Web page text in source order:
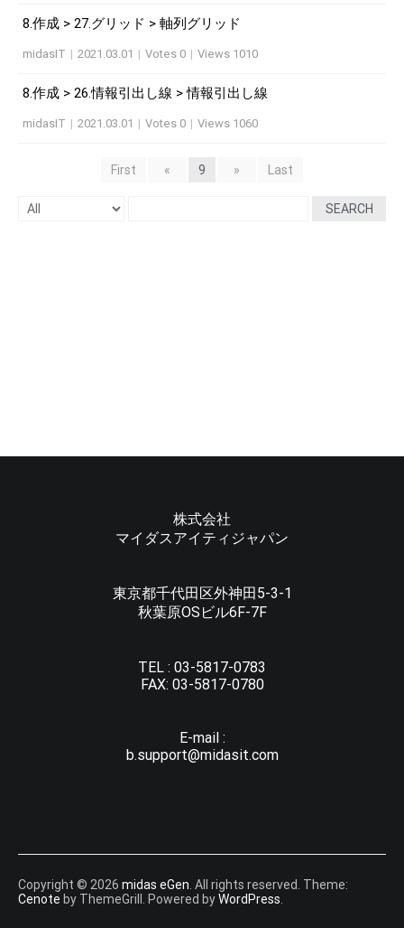
8.作成 > 27.グリッド > 軸列グリッド
midasIT | 2021.03.01 | Votes 0 | Views 1010
8.作成 > 26.情報引出し線 > 情報引出し線
midasIT | 2021.03.01 | Votes 0 | Views 1060
First « 9 » Last
SEARCH
株式会社
マイダスアイティジャパン
東京都千代田区外神田5-3-1
秋葉原OSビル6F-7F
TEL : 03-5817-0783
FAX: 03-5817-0780
E-mail :
b.support@midasit.com
Copyright © 2026 midas eGen . All rights reserved. Theme:
Cenote by ThemeGrill. Powered byWordPress